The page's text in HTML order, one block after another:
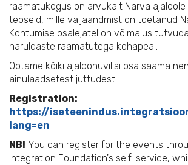
raamatukogus on arvukalt Narva
teoseid, mille väljaandmist on toetanud
Kohtumise osalejatel on võimalus
haruldaste raamatutega kohapeal.
Ootame kõiki ajaloohuvilisi osa saama
ainulaadsetest juttudest!
Registration:
https://
lang=en
NB! You can register for the events
Integration Foundation's self-service,